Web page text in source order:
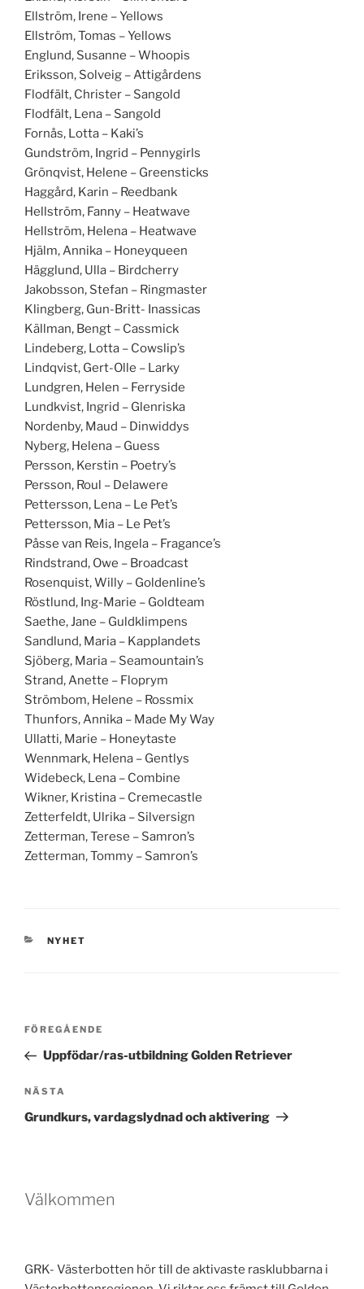
Ellström, Irene – Yellows
Ellström, Tomas – Yellows
Englund, Susanne – Whoopis
Eriksson, Solveig – Attigårdens
Flodfält, Christer – Sangold
Flodfält, Lena – Sangold
Fornås, Lotta – Kaki’s
Gundström, Ingrid – Pennygirls
Grönqvist, Helene – Greensticks
Haggård, Karin – Reedbank
Hellström, Fanny – Heatwave
Hellström, Helena – Heatwave
Hjälm, Annika – Honeyqueen
Hägglund, Ulla – Birdcherry
Jakobsson, Stefan – Ringmaster
Klingberg, Gun-Britt- Inassicas
Källman, Bengt – Cassmick
Lindeberg, Lotta – Cowslip’s
Lindqvist, Gert-Olle – Larky
Lundgren, Helen – Ferryside
Lundkvist, Ingrid – Glenriska
Nordenby, Maud – Dinwiddys
Nyberg, Helena – Guess
Persson, Kerstin – Poetry’s
Persson, Roul – Delawere
Pettersson, Lena – Le Pet’s
Pettersson, Mia – Le Pet’s
Påsse van Reis, Ingela – Fragance’s
Rindstrand, Owe – Broadcast
Rosenquist, Willy – Goldenline’s
Röstlund, Ing-Marie – Goldteam
Saethe, Jane – Guldklimpens
Sandlund, Maria – Kapplandets
Sjöberg, Maria – Seamountain’s
Strand, Anette – Floprym
Strömbom, Helene – Rossmix
Thunfors, Annika – Made My Way
Ullatti, Marie – Honeytaste
Wennmark, Helena – Gentlys
Widebeck, Lena – Combine
Wikner, Kristina – Cremecastle
Zetterfeldt, Ulrika – Silversign
Zetterman, Terese – Samron’s
Zetterman, Tommy – Samron’s
KATEGORIER
NYHET
Inläggsnavigering
Föregående
inlägg
FÖREGÅENDE
Uppfödar/ras-utbildning Golden Retriever
Nästa
inlägg
NÄSTA
Grundkurs, vardagslydnad och aktivering
Välkommen
GRK- Västerbotten hör till de aktivaste rasklubbarna i